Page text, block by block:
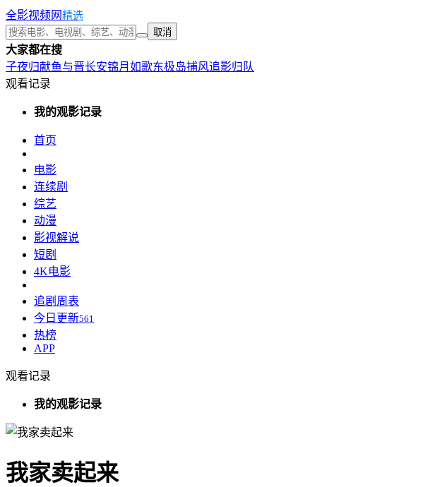
全影视频网精选
取消
大家都在搜
子夜归献鱼与晋长安锦月如歌东极岛捕风追影归队
观看记录
我的观影记录
首页
电影
连续剧
综艺
动漫
影视解说
短剧
4K电影
追剧周表
今日更新561
热榜
APP
观看记录
我的观影记录
我家卖起来